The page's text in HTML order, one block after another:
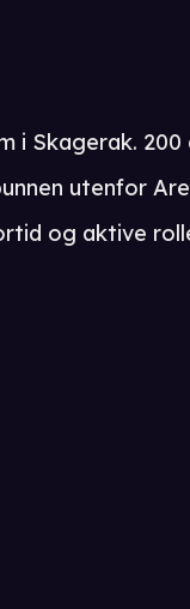
i Skagerak. 200
utenfor
og aktive